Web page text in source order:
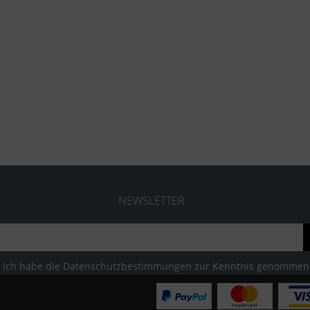
NEWSLETTER
Ich habe die Datenschutzbestimmungen zur Kenntnis